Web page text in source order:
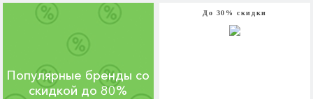
Популярные бренды со
скидкой до 80%
До 30% скидки